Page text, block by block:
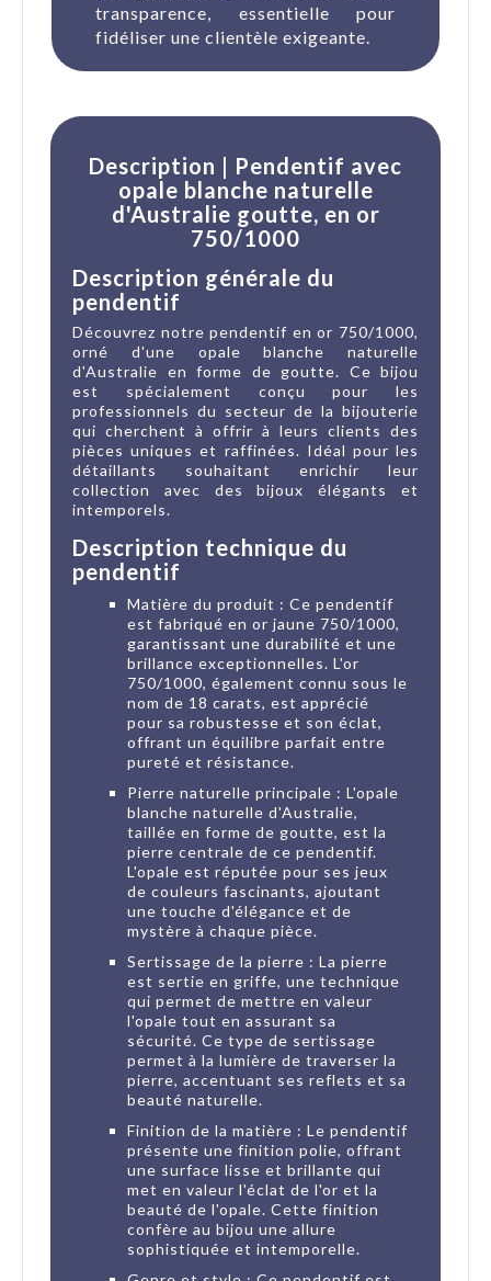
transparence, essentielle pour
fidéliser une clientèle exigeante.
Description | Pendentif avec
opale blanche naturelle
d'Australie goutte, en or
750/1000
Description générale du
pendentif
Découvrez notre pendentif en or 750/1000,
orné d'une opale blanche naturelle
d'Australie en forme de goutte. Ce bijou
est spécialement conçu pour les
professionnels du secteur de la bijouterie
qui cherchent à offrir à leurs clients des
pièces uniques et raffinées. Idéal pour les
détaillants souhaitant enrichir leur
collection avec des bijoux élégants et
intemporels.
Description technique du
pendentif
Matière du produit : Ce pendentif
est fabriqué en or jaune 750/1000,
garantissant une durabilité et une
brillance exceptionnelles. L'or
750/1000, également connu sous le
nom de 18 carats, est apprécié
pour sa robustesse et son éclat,
offrant un équilibre parfait entre
pureté et résistance.
Pierre naturelle principale : L'opale
blanche naturelle d'Australie,
taillée en forme de goutte, est la
pierre centrale de ce pendentif.
L'opale est réputée pour ses jeux
de couleurs fascinants, ajoutant
une touche d'élégance et de
mystère à chaque pièce.
Sertissage de la pierre : La pierre
est sertie en griffe, une technique
qui permet de mettre en valeur
l'opale tout en assurant sa
sécurité. Ce type de sertissage
permet à la lumière de traverser la
pierre, accentuant ses reflets et sa
beauté naturelle.
Finition de la matière : Le pendentif
présente une finition polie, offrant
une surface lisse et brillante qui
met en valeur l'éclat de l'or et la
beauté de l'opale. Cette finition
confère au bijou une allure
sophistiquée et intemporelle.